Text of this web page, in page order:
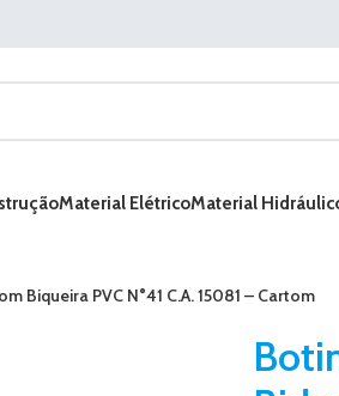
Material ElétricoMaterial
Biqueira PVC N°41 C.A. 15081 – Cartom